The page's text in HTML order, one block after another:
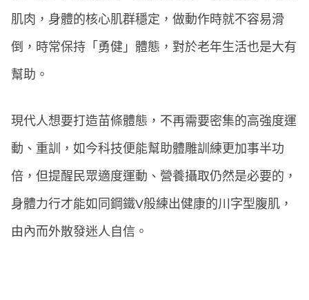
肌肉，身體的核心肌群穩定，做動作時就不容易滑
倒，時常保持「勇健」體態，對於老年生活也是大有
幫助。
現代人想要打造苗條體態，不再需要密集的高強度運
動、重訓，如今科技便能幫助體雕訓練更加事半功
倍，但提醒民眾適度運動、營養攝取仍然是必要的，
身體力行才能如同鋼鐵V般練出健康的川字型腹肌，
由內而外散發迷人自信。